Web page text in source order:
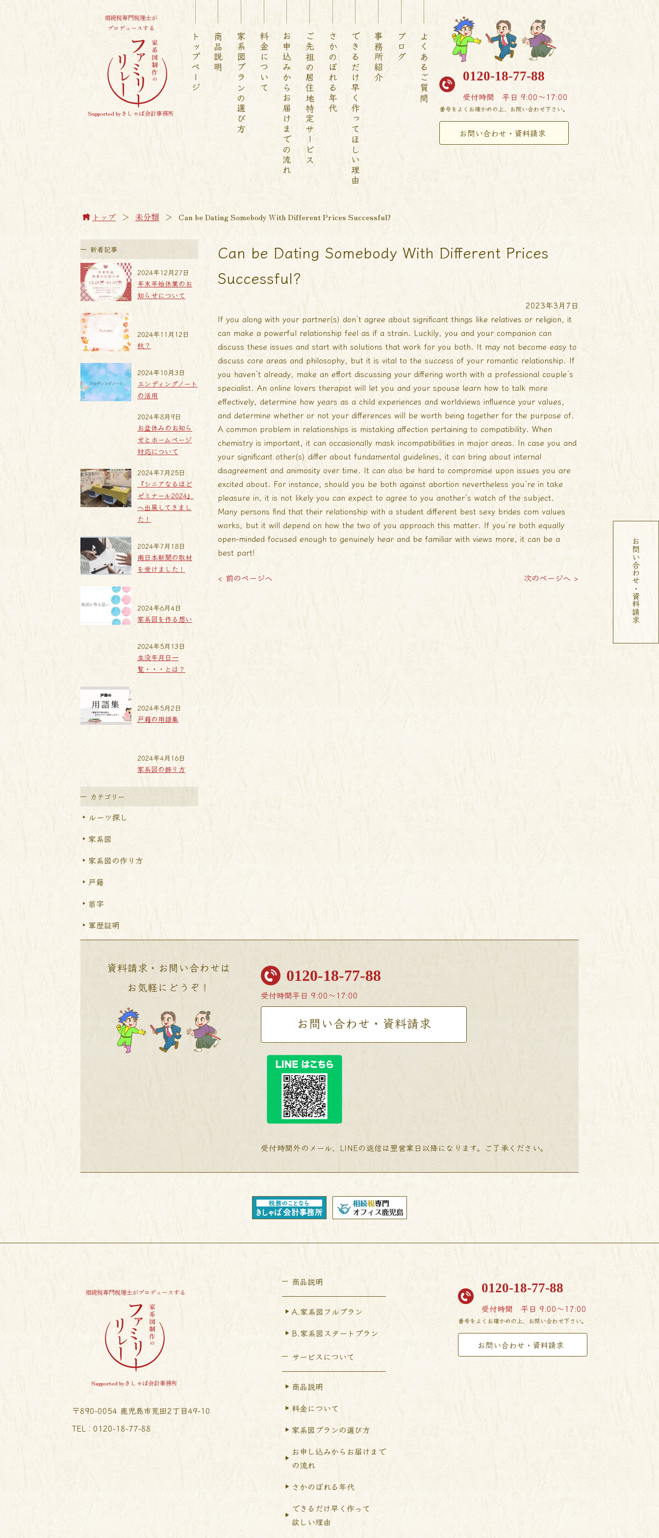
相続税専門税理士が
プロデュースする
Supported byきしゃば会計事務所
トップページ 商品説明 家系図プランの選び方 料金について お申込みからお届けまでの流れご先祖の居住地特定サービスさかのぼれる年代できるだけ早く作ってほしい理由 事務所紹介 ブログ よくあるご質問 0120-18-77-88
受付時間 平日 9:00〜17:00
番号をよくお確かめの上、お問い合わせ下さい。
お問い合わせ・資料請求
トップ ＞ 未分類 ＞ Can be Dating Somebody With Different Prices Successful?
新着記事
年末年始休業のお
知らせについて
2024年12月27日
秋？
2024年11月12日
エンディングノート
の活用
2024年10月3日
お盆休みのお知ら
せとホームページ
対応について
2024年8月9日
『シニアなるほど
ゼミナール2024』
へ出展してきまし
た！
2024年7月25日
南日本新聞の取材
を受けました！
2024年7月18日
家系図を作る想い
2024年6月4日
生没年月日一
覧・・・とは？
2024年5月13日
戸籍の用語集
2024年5月2日
家系図の飾り方
2024年4月16日
カテゴリー
ルーツ探し
家系図
家系図の作り方
戸籍
苗字
軍歴証明
Can be Dating Somebody With Different Prices
Successful?
2023年3月7日
If you along with your partner(s) don’t agree about significant things like relatives or religion, it
can make a powerful relationship feel as if a strain. Luckily, you and your companion can
discuss these issues and start with solutions that work for you both. It may not become easy to
discuss core areas and philosophy, but it is vital to the success of your romantic relationship. If
you haven’t already, make an effort discussing your differing worth with a professional couple’s
specialist. An online lovers therapist will let you and your spouse learn how to talk more
effectively, determine how years as a child experiences and worldviews influence your values,
and determine whether or not your differences will be worth being together for the purpose of.
A common problem in relationships is mistaking affection pertaining to compatibility. When
chemistry is important, it can occasionally mask incompatibilities in major areas. In case you and
your significant other(s) differ about fundamental guidelines, it can bring about internal
disagreement and animosity over time. It can also be hard to compromise upon issues you are
excited about. For instance, should you be both against abortion nevertheless you’re in take
pleasure in, it is not likely you can expect to agree to you another’s watch of the subject.
Many persons find that their relationship with a student different best sexy brides com values
works, but it will depend on how the two of you approach this matter. If you’re both equally
open-minded focused enough to genuinely hear and be familiar with views more, it can be a
best part!
< 前のページへ 次のページへ >
資料請求・お問い合わせは
お気軽にどうぞ！
0120-18-77-88
受付時間平日 9:00〜17:00
お問い合わせ・資料請求
受付時間外のメール、LINEの返信は翌営業日以降になります。ご了承ください。
お問い合わせ・資料請求
相続税専門税理士がプロデュースする
Supported byきしゃば会計事務所
〒890-0054 鹿児島市荒田2丁目49-10
TEL︰0120-18-77-88
商品説明
A.家系図フルプラン
B.家系図スタートプラン
サービスについて
商品説明
料金について
家系図プランの選び方
お申し込みからお届けまで
の流れ
さかのぼれる年代
できるだけ早く作って
欲しい理由
0120-18-77-88
受付時間 平日 9:00〜17:00
番号をよくお確かめの上、お問い合わせ下さい。
お問い合わせ・資料請求